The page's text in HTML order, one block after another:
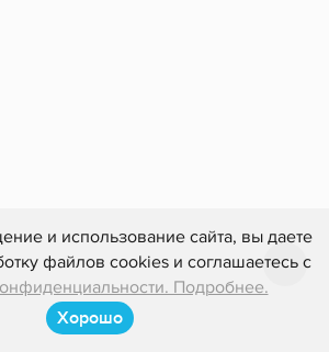
и использование сайта, вы даете
файлов cookies и соглашаетесь с
Подробнее.
Хорошо